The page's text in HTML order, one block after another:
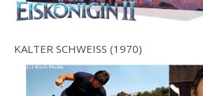
KALTER SCHWEISS (1970)